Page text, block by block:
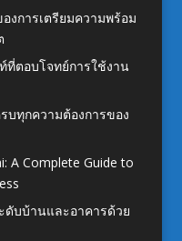
งการเตรียมความพร้อม
ที่ตอบโจทย์การใช้งาน
บทุกความต้องการของ
A Complete Guide to
ดับบ้านและอาคารด้วย